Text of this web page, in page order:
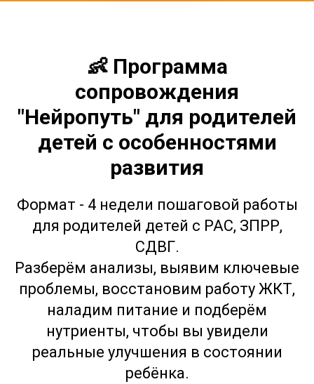
👶 Программа
сопровождения
"Нейропуть" для родителей
детей с особенностями
развития
Формат - 4 недели пошаговой работы
для родителей детей с РАС, ЗПРР,
СДВГ.
Разберём анализы, выявим ключевые
проблемы, восстановим работу ЖКТ,
наладим питание и подберём
нутриенты, чтобы вы увидели
реальные улучшения в состоянии
ребёнка.